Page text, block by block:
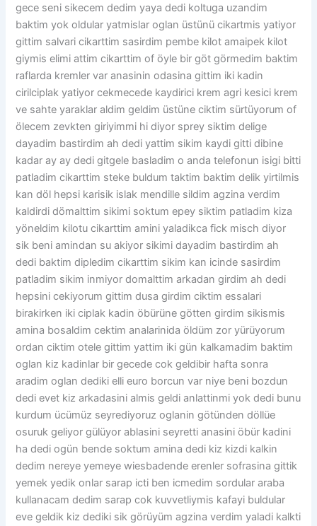
gece seni sikecem dedim yaya dedi koltuga uzandim
baktim yok oldular yatmislar oglan üstünü cikartmis yatiyor
gittim salvari cikarttim sasirdim pembe kilot amaipek kilot
giymis elimi attim cikarttim of öyle bir göt görmedim baktim
raflarda kremler var anasinin odasina gittim iki kadin
cirilciplak yatiyor cekmecede kaydirici krem agri kesici krem
ve sahte yaraklar aldim geldim üstüne ciktim sürtüyorum of
ölecem zevkten giriyimmi hi diyor sprey siktim delige
dayadim bastirdim ah dedi yattim sikim kaydi gitti dibine
kadar ay ay dedi gitgele basladim o anda telefonun isigi bitti
patladim cikarttim steke buldum taktim baktim delik yirtilmis
kan döl hepsi karisik islak mendille sildim agzina verdim
kaldirdi dömalttim sikimi soktum epey siktim patladim kiza
yöneldim kilotu cikarttim amini yaladikca fick misch diyor
sik beni amindan su akiyor sikimi dayadim bastirdim ah
dedi baktim dipledim cikarttim sikim kan icinde sasirdim
patladim sikim inmiyor domalttim arkadan girdim ah dedi
hepsini cekiyorum gittim dusa girdim ciktim essalari
birakirken iki ciplak kadin öbürüne götten girdim sikismis
amina bosaldim cektim analarinida öldüm zor yürüyorum
ordan ciktim otele gittim yattim iki gün kalkamadim baktim
oglan kiz kadinlar bir gecede cok geldibir hafta sonra
aradim oglan dediki elli euro borcun var niye beni bozdun
dedi evet kiz arkadasini almis geldi anlattinmi yok dedi bunu
kurdum ücümüz seyrediyoruz oglanin götünden döllüe
osuruk geliyor gülüyor ablasini seyretti anasini öbür kadini
ha dedi ogün bende soktum amina dedi kiz kizdi kalkin
dedim nereye yemeye wiesbadende erenler sofrasina gittik
yemek yedik onlar sarap icti ben icmedim sordular araba
kullanacam dedim sarap cok kuvvetliymis kafayi buldular
eve geldik kiz dediki sik görüyüm agzina verdim yaladi kalkti